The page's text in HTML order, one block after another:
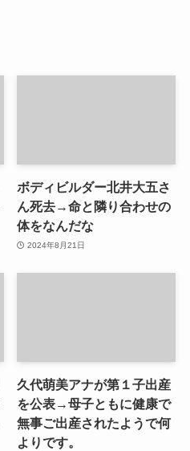
ボディビルダー北井大五さ
ん死去→命と隣り合わせの
体をなんだな
2024年8月21日
久代萌美アナが第１子出産
を公表→母子ともに健康で
無事ご出産されたようで何
よりです。